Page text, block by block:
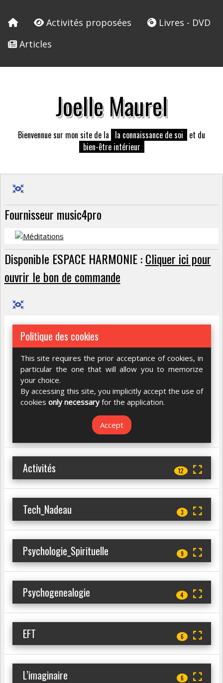
Activités proposées
Livres - DVD
Articles
Joelle Maurel
Bienvennue sur mon site de la la connaissance de soi et du
bien-être intérieur
Fournisseur music4pro
Disponible ESPACE HARMONIE :Cliquer ici pour
ouvrir le bon de commande
Politique des cookies
This site requires the prior acceptance of cookies, in
particular the one that will allow you to memorize
your choice.
By accessing this site, you implicitly accept the use of
cookies only necessaryfor the application.
Accept
Activités 12
Tech_Nadeau 3
Psychologie_Spirituelle 9
Psychogenealogie 4
EFT 6
L’imaginaire 6